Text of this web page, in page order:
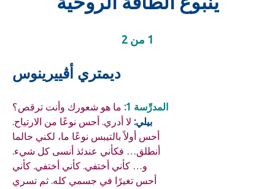
1 من 2
ديمتري أڤييرينوس
المدرِّسة 1:
ما هو شعورك وأنت ترقص؟
بيلي: لا أدري. أحس نوعًا من الارتياح.
أحس أولاً بالتيبس نوعًا ما، لكني حالما
أنطلق… فكأني عندئذ أنسى كل شيء.
و… كأني أختفي. كأني أختفي. كأني
أحس تغيرًا في جسمي كله. ثم تسري